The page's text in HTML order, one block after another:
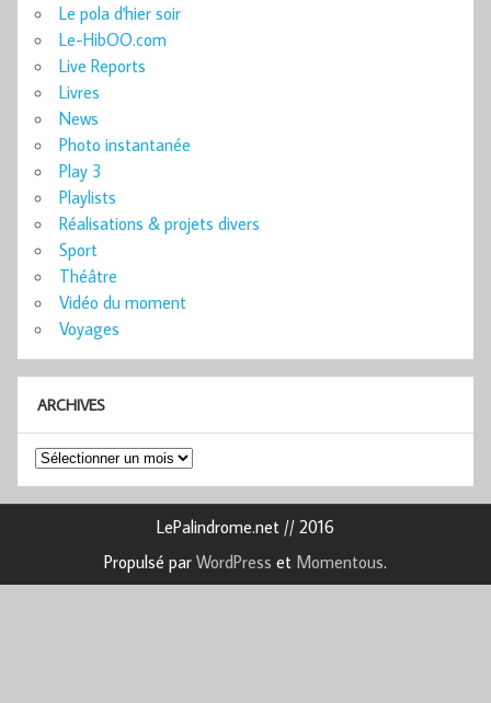
Le pola d'hier soir
Le-HibOO.com
Live Reports
Livres
News
Photo instantanée
Play 3
Playlists
Réalisations & projets divers
Sport
Théâtre
Vidéo du moment
Voyages
ARCHIVES
Archives
LePalindrome.net // 2016
Propulsé par WordPress et Momentous.